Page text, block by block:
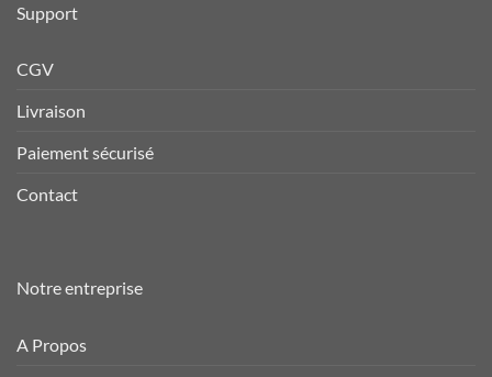
Support
CGV
Livraison
Paiement sécurisé
Contact
Notre entreprise
A Propos